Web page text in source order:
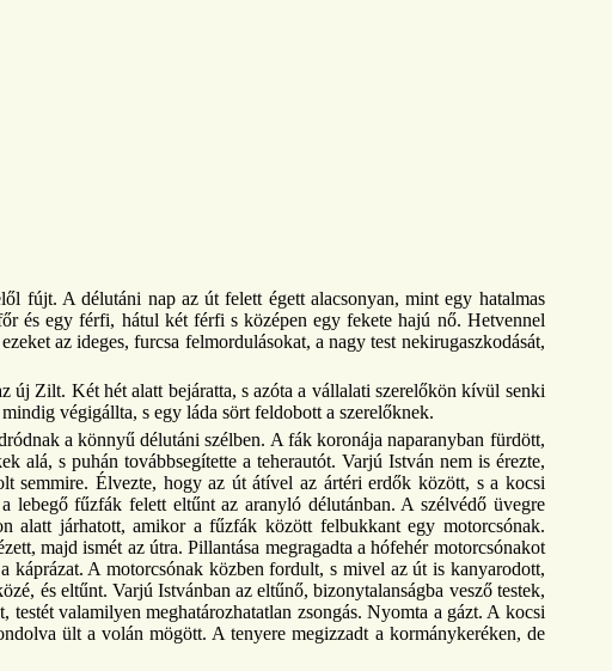
fújt. A délutáni nap az út felett égett alacsonyan, mint egy hatalmas
és egy férfi, hátul két férfi s középen egy fekete hajú nő. Hetvennel
az ideges, furcsa felmordulásokat, a nagy test nekirugaszkodását,
új Zilt. Két hét alatt bejáratta, s azóta a vállalati szerelőkön kívül senki
végigállta, s egy láda sört feldobott a szerelőknek.
a könnyű délutáni szélben. A fák koronája naparanyban fürdött,
s puhán továbbsegítette a teherautót. Varjú István nem is érezte,
semmire. Élvezte, hogy az út átível az ártéri erdők között, s a kocsi
lebegő fűzfák felett eltűnt az aranyló délutánban. A szélvédő üvegre
alatt járhatott, amikor a fűzfák között felbukkant egy motorcsónak.
majd ismét az útra. Pillantása megragadta a hófehér motorcsónakot
káprázat. A motorcsónak közben fordult, s mivel az út is kanyarodott,
és eltűnt. Varjú Istvánban az eltűnő, bizonytalanságba vesző testek,
valamilyen meghatározhatatlan zsongás. Nyomta a gázt. A kocsi
ült a volán mögött. A tenyere megizzadt a kormánykeréken, de